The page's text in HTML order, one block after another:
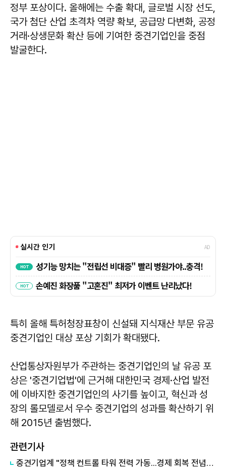
정부 포상이다. 올해에는 수출 확대, 글로벌 시장 선도,
국가 첨단 산업 초격차 역량 확보, 공급망 다변화, 공정
거래·상생문화 확산 등에 기여한 중견기업인을 중점
발굴한다.
특히 올해 특허청장표창이 신설돼 지식재산 부문 유공
중견기업인 대상 포상 기회가 확대됐다.
산업통상자원부가 주관하는 중견기업인의 날 유공 포
상은 '중견기업법'에 근거해 대한민국 경제·산업 발전
에 이바지한 중견기업인의 사기를 높이고, 혁신과 성
장의 롤모델로서 우수 중견기업의 성과를 확산하기 위
해 2015년 출범했다.
관련기사
중견기업계 "정책 컨트롤 타워 전력 가동...경제 회복 전념해야"